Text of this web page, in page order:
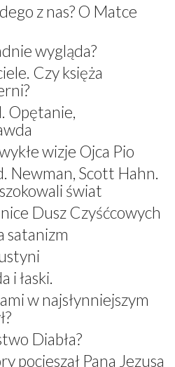
z nas? O Matce
wygląda?
Czy księża
Opętanie,
wizje Ojca Pio
Newman, Scott Hahn.
świat
Dusz Czyśćcowych
satanizm
i łaski.
w najsłynniejszym
Diabła?
pocieszał Pana Jezusa